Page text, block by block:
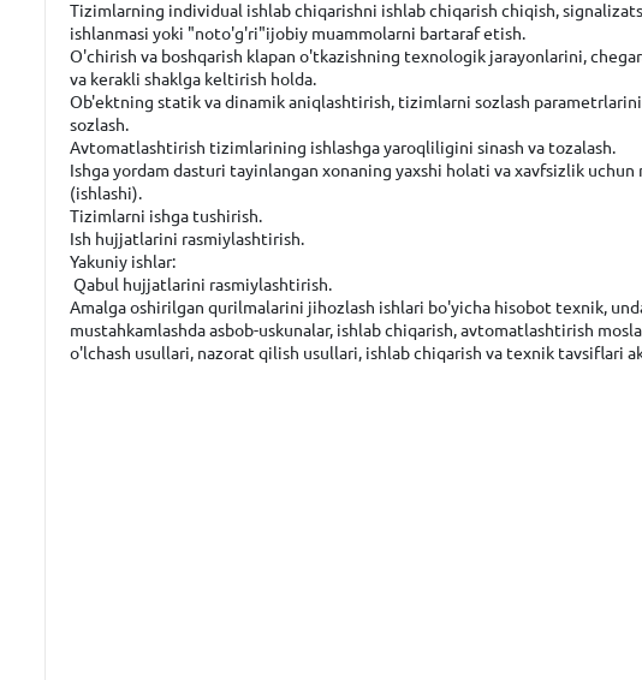
Tizimlarning individual ishlab chiqarishni ishlab chiqarish chiqish,
ishlanmasi yoki "noto'g'ri"ijobiy muammolarni bartaraf etish.
O'chirish va boshqarish klapan o'tkazishning texnologik jarayonlarini,
va kerakli shaklga keltirish holda.
Ob'ektning statik va dinamik aniqlashtirish, tizimlarni sozlash
sozlash.
Avtomatlashtirish tizimlarining ishlashga yaroqliligini sinash va tozalash.
Ishga yordam dasturi tayinlangan xonaning yaxshi holati va xavfsizlik
(ishlashi).
Tizimlarni ishga tushirish.
Ish hujjatlarini rasmiylashtirish.
Yakuniy ishlar:
Qabul hujjatlarini rasmiylashtirish.
Amalga oshirilgan qurilmalarini jihozlash ishlari bo'yicha hisobot texnik,
mustahkamlashda asbob-uskunalar, ishlab chiqarish, avtomatlashtirish
o'lchash usullari, nazorat qilish usullari, ishlab chiqarish va texnik tavsiflari